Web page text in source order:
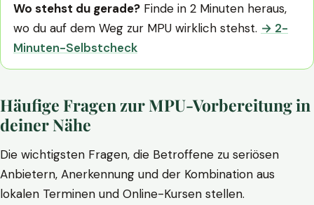
Wo stehst du gerade? Finde in 2 Minuten heraus,
wo du auf dem Weg zur MPU wirklich stehst. → 2-
Minuten-Selbstcheck
Häufige Fragen zur MPU-Vorbereitung in
deiner Nähe
Die wichtigsten Fragen, die Betroffene zu seriösen
Anbietern, Anerkennung und der Kombination aus
lokalen Terminen und Online-Kursen stellen.